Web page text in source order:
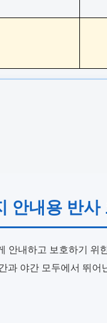
안내용 반사
안내하고 보호하기 위
과 야간 모두에서 뛰어